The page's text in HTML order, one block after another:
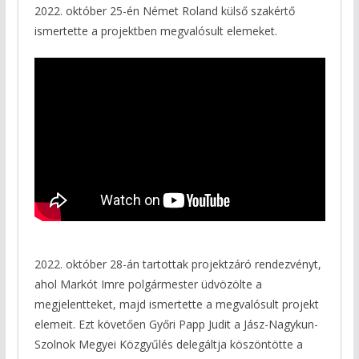
2022. október 25-én Német Roland külső szakértő
ismertette a projektben megvalósult elemeket.
2022. október 28-án tartottak projektzáró rendezvényt,
ahol Markót Imre polgármester üdvözölte a
megjelentteket, majd ismertette a megvalósult projekt
elemeit. Ezt követően Győri Papp Judit a Jász-Nagykun-
Szolnok Megyei Közgyűlés delegáltja köszöntötte a